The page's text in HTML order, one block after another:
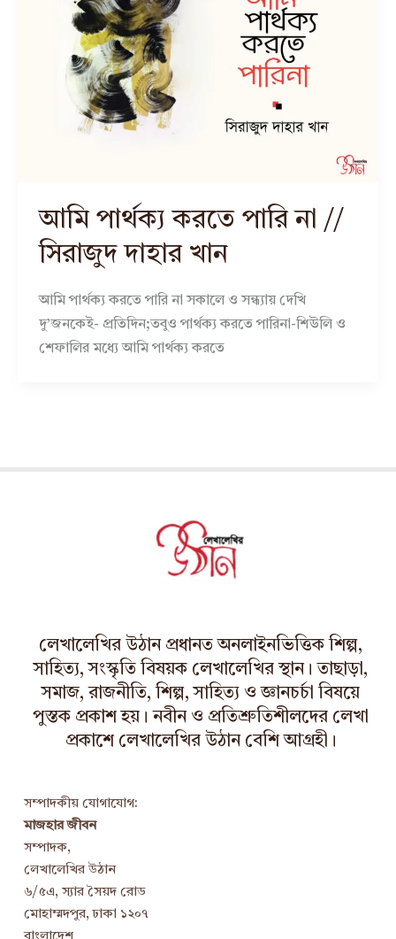
আমি পার্থক্য করতে পারি না //
সিরাজুদ দাহার খান
আমি পার্থক্য করতে পারি না সকালে ও সন্ধ্যায় দেখি
দু’জনকেই- প্রতিদিন;তবুও পার্থক্য করতে পারিনা-শিউলি ও
শেফালির মধ্যে আমি পার্থক্য করতে
লেখালেখির উঠান প্রধানত অনলাইনভিত্তিক শিল্প,
সাহিত্য, সংস্কৃতি বিষয়ক লেখালেখির স্থান। তাছাড়া,
সমাজ, রাজনীতি, শিল্প, সাহিত্য ও জ্ঞানচর্চা বিষয়ে
পুস্তক প্রকাশ হয়। নবীন ও প্রতিশ্রুতিশীলদের লেখা
প্রকাশে লেখালেখির উঠান বেশি আগ্রহী।
সম্পাদকীয় যোগাযোগ:
মাজহার জীবন
সম্পাদক,
লেখালেখির উঠান
৬/৫এ, স্যার সৈয়দ রোড
মোহাম্মদপুর, ঢাকা ১২০৭